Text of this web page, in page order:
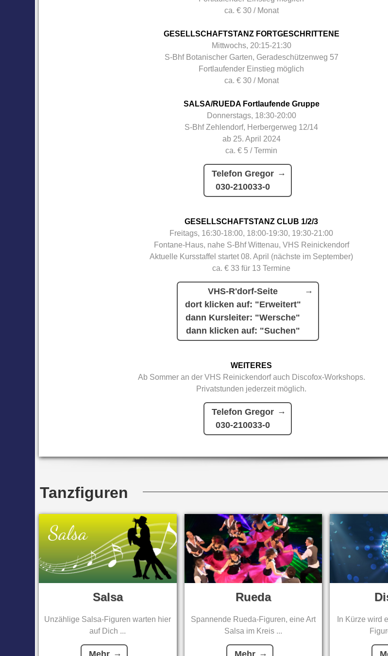
ca. € 30 / Monat
GESELLSCHAFTSTANZ FORTGESCHRITTENE
Mittwochs, 20:15-21:30
S-Bhf Botanischer Garten, Geradeschützenweg 57
Fortlaufender Einstieg möglich
ca. € 30 / Monat
SALSA/RUEDA Fortlaufende Gruppe
Donnerstags, 18:30-20:00
S-Bhf Zehlendorf, Herbergerweg 12/14
ab 25. April 2024
ca. € 5 / Termin
Telefon Gregor
030-210033-0
GESELLSCHAFTSTANZ CLUB 1/2/3
Freitags, 16:30-18:00, 18:00-19:30, 19:30-21:00
Fontane-Haus, nahe S-Bhf Wittenau, VHS Reinickendorf
Aktuelle Kursstaffel startet 08. April (nächste im September)
ca. € 33 für 13 Termine
VHS-R'dorf-Seite
dort klicken auf: "Erweitert"
dann Kursleiter: "Wersche"
dann klicken auf: "Suchen"
WEITERES
Ab Sommer an der VHS Reinickendorf auch Discofox-Workshops.
Privatstunden jederzeit möglich.
Telefon Gregor
030-210033-0
Tanzfiguren
Salsa
Unzählige Salsa-Figuren warten hier
auf Dich ...
Mehr
Rueda
Spannende Rueda-Figuren, eine Art
Salsa im Kreis ...
Mehr
In Kürze wird